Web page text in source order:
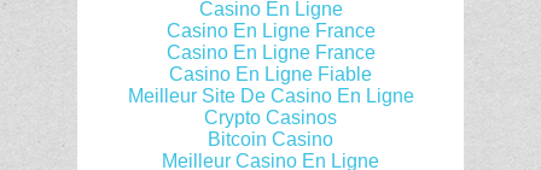
Casino En Ligne
Casino En Ligne France
Casino En Ligne France
Casino En Ligne Fiable
Meilleur Site De Casino En Ligne
Crypto Casinos
Bitcoin Casino
Meilleur Casino En Ligne